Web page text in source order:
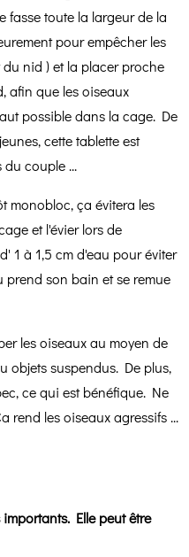
fasse toute la largeur de la
pour empêcher les
nid ) et la placer proche
afin que les oiseaux
possible dans la cage. De
cette tablette est
couple ...
monobloc, ça évitera les
et l'évier lors de
1 à 1,5 cm d'eau pour éviter
prend son bain et se remue
les oiseaux au moyen de
objets suspendus. De plus,
ce qui est bénéfique. Ne
rend les oiseaux agressifs ...
Elle peut être